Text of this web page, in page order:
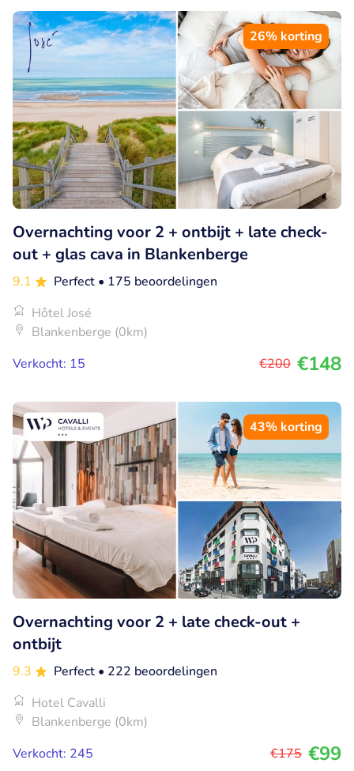
26% korting
Overnachting voor 2 + ontbijt + late check-
out + glas cava in Blankenberge
9.1 Perfect • 175 beoordelingen
Hôtel José
Blankenberge (0km)
Verkocht: 15
€200 €148
43% korting
Overnachting voor 2 + late check-out +
ontbijt
9.3 Perfect • 222 beoordelingen
Hotel Cavalli
Blankenberge (0km)
Verkocht: 245
€175 €99